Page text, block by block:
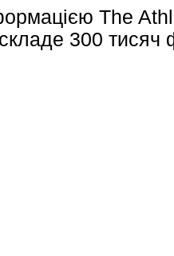
The
300 тисяч